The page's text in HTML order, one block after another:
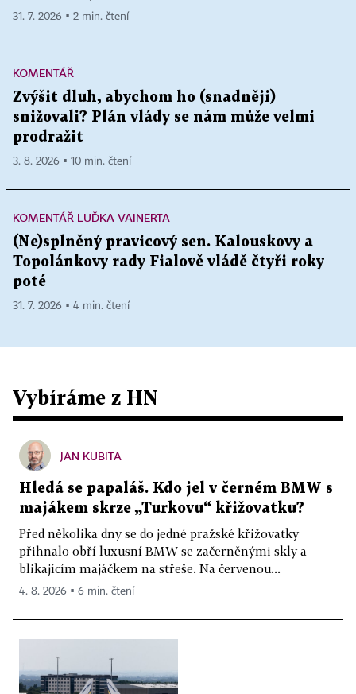
31. 7. 2026 ▪ 2 min. čtení
KOMENTÁŘ
Zvýšit dluh, abychom ho (snadněji)
snižovali? Plán vlády se nám může velmi
prodražit
3. 8. 2026 ▪ 10 min. čtení
KOMENTÁŘ LUĎKA VAINERTA
(Ne)splněný pravicový sen. Kalouskovy a
Topolánkovy rady Fialově vládě čtyři roky
poté
31. 7. 2026 ▪ 4 min. čtení
Vybíráme z HN
JAN KUBITA
Hledá se papaláš. Kdo jel v černém BMW s
majákem skrze „Turkovu“ křižovatku?
Před několika dny se do jedné pražské křižovatky
přihnalo obří luxusní BMW se začerněnými skly a
blikajícím majáčkem na střeše. Na červenou...
4. 8. 2026 ▪ 6 min. čtení